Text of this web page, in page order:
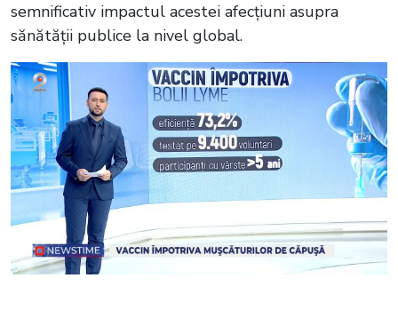
semnificativ impactul acestei afecțiuni asupra
sănătății publice la nivel global.